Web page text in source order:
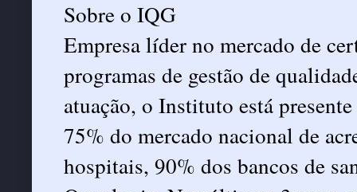
Sobre o IQG
Empresa líder no mercado de
programas de gestão de
atuação, o Instituto está
75% do mercado nacional de
hospitais, 90% dos bancos de